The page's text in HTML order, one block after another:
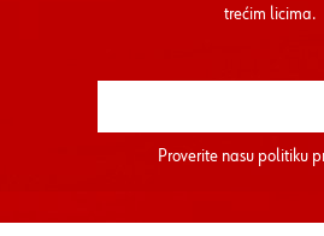
trećim licima.
Proverite nasu politiku